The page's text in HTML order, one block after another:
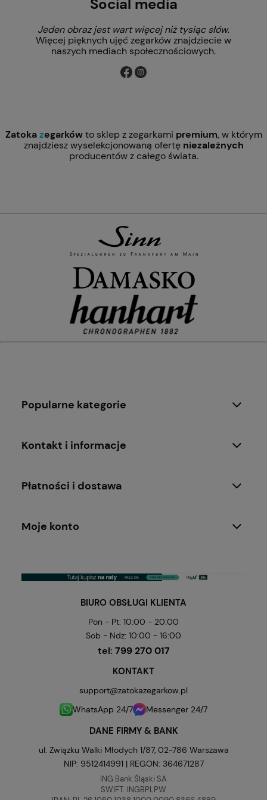
Jeden obraz jest wart więcej niż tysiąc słów.
Więcej pięknych ujęć zegarków znajdziecie w
naszych mediach społecznościowych.
Zatokazegarkówto sklep z zegarkami premium, w którym
znajdziesz wyselekcjonowaną ofertę niezależnych
producentów z całego świata.
Popularne kategorie
Kontakt i informacje
Płatności i dostawa
Moje konto
BIURO OBSŁUGI KLIENTA
Pon - Pt: 10:00 - 20:00
Sob - Ndz: 10:00 - 16:00
tel: 799 270 017
KONTAKT
support@zatokazegarkow.pl
WhatsApp 24/7
Messenger 24/7
DANE FIRMY & BANK
ul. Związku Walki Młodych 1/87, 02-786 Warszawa
NIP: 9512414991 | REGON: 364671287
ING Bank Śląski SA
SWIFT: INGBPLPW